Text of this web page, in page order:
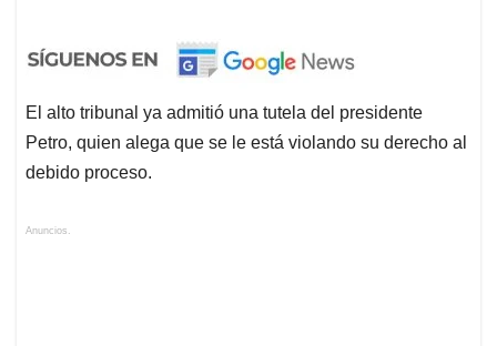
El alto tribunal ya admitió una tutela del presidente
Petro, quien alega que se le está violando su derecho al
debido proceso.
Anuncios.